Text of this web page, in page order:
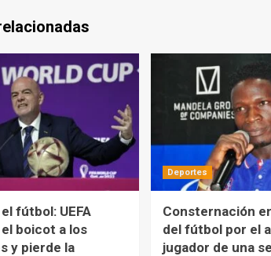
fútbol: UEFA
boicot a los
y pierde la
Deportes
Consternación
del fútbol por el
jugador de una